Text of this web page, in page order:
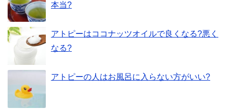
本当?
アトピーはココナッツオイルで良くなる?悪く
なる?
アトピーの人はお風呂に入らない方がいい?